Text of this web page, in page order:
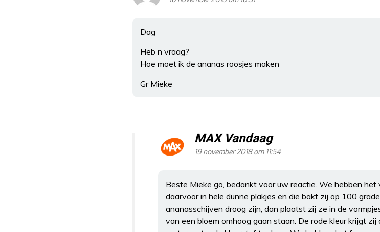
Dag
Heb n vraag?
Hoe moet ik de ananas roosjes maken
Gr Mieke
MAX Vandaag
19 november 2018 om 11:54
Beste Mieke go, bedankt voor uw reactie. We hebben
daarvoor in hele dunne plakjes en die bakt zij op 100
ananasschijven droog zijn, dan plaatst zij ze in de
van een bloem omhoog gaan staan. De rode kleur krijgt